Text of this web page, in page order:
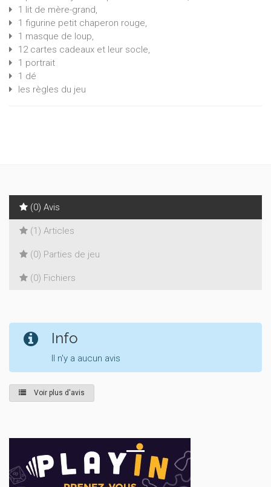
1 lit de mère-grand,
1 figurine petit chaperon rouge,
1 masque de loup,
12 cartes cadeaux et leur socle,
1 portrait
1 dé
les règles du jeu
(0) Avis
(1) Articles
(0) Parties de jeu
(0) Fichiers
Info
Il n'y a aucun avis
Voir plus d'avis